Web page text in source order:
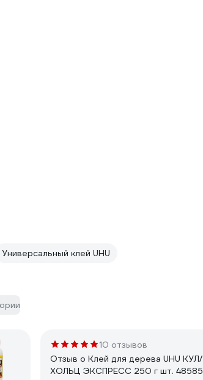
Универсальный клей UHU
10 отзывов
Отзыв о Клей для дерева UHU КУЛ/
ХОЛЬЦ ЭКСПРЕСС 250 г шт. 48585